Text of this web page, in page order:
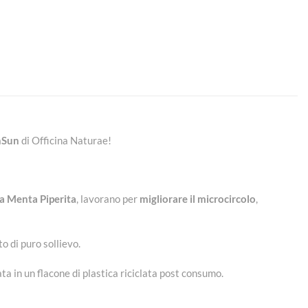
di Officina Naturae!
Menta Piperita, lavorano per migliorare il microcircolo,
di puro sollievo.
in un flacone di plastica riciclata post consumo.